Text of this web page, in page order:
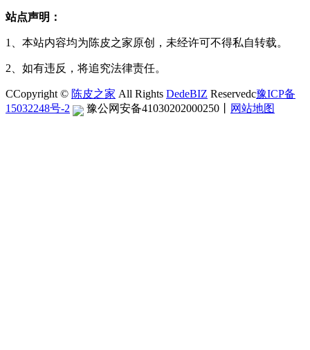
站点声明：
1、本站内容均为陈皮之家原创，未经许可不得私自转载。
2、如有违反，将追究法律责任。
CCopyright © 陈皮之家 All Rights DedeBIZ Reservedc豫ICP备
15032248号-2
豫公网安备41030202000250 网站地图